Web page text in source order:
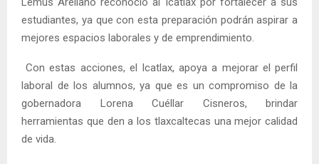
estudiantes, ya que con esta preparación podrán aspirar a
mejores espacios laborales y de emprendimiento.
Con estas acciones, el Icatlax, apoya a mejorar el perfil
laboral de los alumnos, ya que es un compromiso de la
gobernadora Lorena Cuéllar Cisneros, brindar
herramientas que den a los tlaxcaltecas una mejor calidad
de vida.